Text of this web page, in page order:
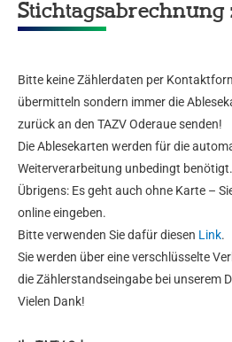
Stichtagsabrechnung
Bitte keine Zählerdaten per
übermitteln sondern immer die
zurück an den TAZV Oderaue senden!
Die Ablesekarten werden für die
Weiterverarbeitung unbedingt benötigt.
Übrigens: Es geht auch ohne Karte –
online eingeben.
Bitte verwenden Sie dafür diesen Link.
Sie werden über eine verschlüsselte
die Zählerstandseingabe bei unserem
Vielen Dank!